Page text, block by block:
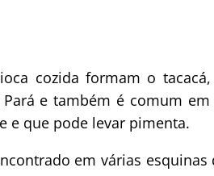
cozida formam o
e também é comum
e que pode levar pimenta.
em várias esquinas